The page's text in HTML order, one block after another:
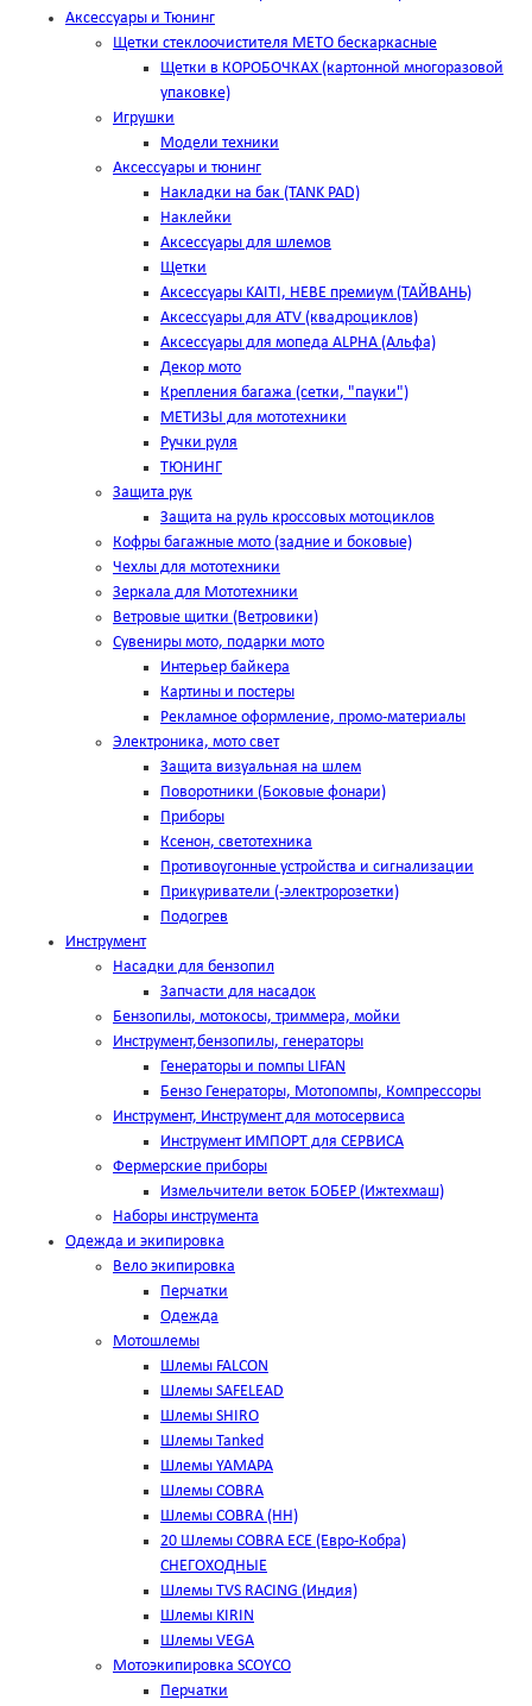
Аксессуары и Тюнинг
Щетки стеклоочистителя METO бескаркасные
Щетки в КОРОБОЧКАХ (картонной многоразовой
упаковке)
Игрушки
Модели техники
Аксессуары и тюнинг
Накладки на бак (TANK PAD)
Наклейки
Аксессуары для шлемов
Щетки
Аксессуары KAITI, HEBE премиум (ТАЙВАНЬ)
Аксессуары для ATV (квадроциклов)
Аксессуары для мопеда ALPHA (Альфа)
Декор мото
Крепления багажа (сетки, "пауки")
МЕТИЗЫ для мототехники
Ручки руля
ТЮНИНГ
Защита рук
Защита на руль кроссовых мотоциклов
Кофры багажные мото (задние и боковые)
Чехлы для мототехники
Зеркала для Мототехники
Ветровые щитки (Ветровики)
Сувениры мото, подарки мото
Интерьер байкера
Картины и постеры
Рекламное оформление, промо-материалы
Электроника, мото свет
Защита визуальная на шлем
Поворотники (Боковые фонари)
Приборы
Ксенон, светотехника
Противоугонные устройства и сигнализации
Прикуриватели (-электророзетки)
Подогрев
Инструмент
Насадки для бензопил
Запчасти для насадок
Бензопилы, мотокосы, триммера, мойки
Инструмент,бензопилы, генераторы
Генераторы и помпы LIFAN
Бензо Генераторы, Мотопомпы, Компрессоры
Инструмент, Инструмент для мотосервиса
Инструмент ИМПОРТ для СЕРВИСА
Фермерские приборы
Измельчители веток БОБЕР (Ижтехмаш)
Наборы инструмента
Одежда и экипировка
Вело экипировка
Перчатки
Одежда
Мотошлемы
Шлемы FALCON
Шлемы SAFELEAD
Шлемы SHIRO
Шлемы Tanked
Шлемы YAMAPA
Шлемы COBRA
Шлемы COBRA (HH)
20 Шлемы COBRA ECE (Евро-Кобра)
СНЕГОХОДНЫЕ
Шлемы TVS RACING (Индия)
Шлемы KIRIN
Шлемы VEGA
Мотоэкипировка SCOYCO
Перчатки